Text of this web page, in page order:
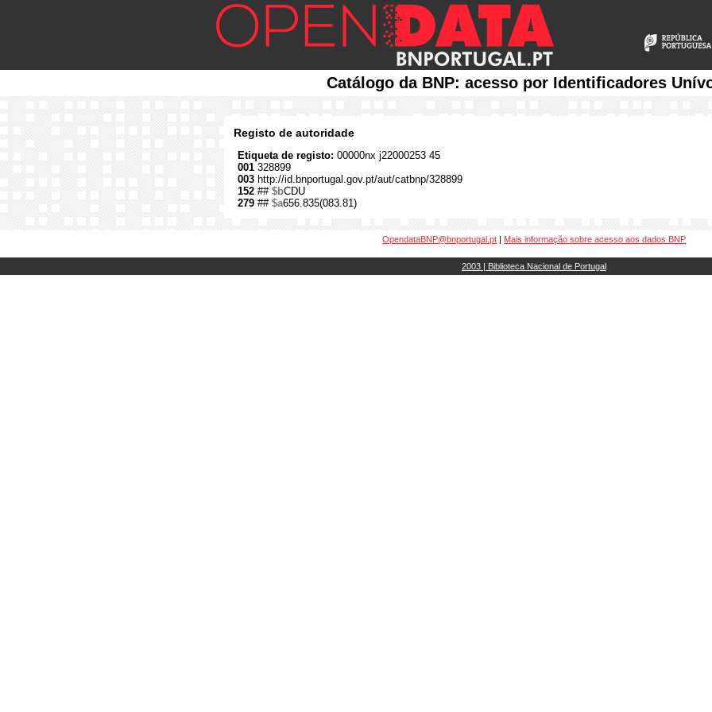
Catálogo da BNP: acesso por Identificadores
Registo de autoridade
Etiqueta de registo: 00000nx j22000253 45
001 328899
003 http://id.bnportugal.gov.pt/aut/catbnp/328899
152 ## $bCDU
279 ## $a656.835(083.81)
OpendataBNP@bnportugal.pt | Mais informação sobre acesso aos dados BNP
2003 | Biblioteca Nacional de Portugal